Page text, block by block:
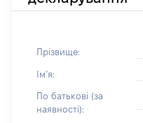
Прізвище:
Імʼя:
По батькові (за
наявності):